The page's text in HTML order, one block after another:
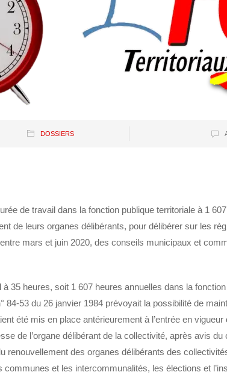
DOSSIERS
de travail dans la fonction publique territoriale à 1
de leurs organes délibérants, pour délibérer sur les
mars et juin 2020, des conseils municipaux et
35 heures, soit 1 607 heures annuelles dans la
84-53 du 26 janvier 1984 prévoyait la possibilité de
été mis en place antérieurement à l’entrée en vigueur
de l’organe délibérant de la collectivité, après avis du
renouvellement des organes délibérants des
communes et les intercommunalités, les élections et